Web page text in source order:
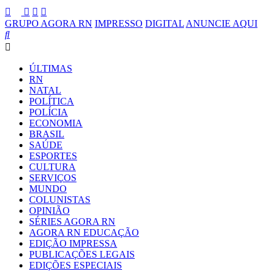
GRUPO AGORA RN IMPRESSO DIGITAL ANUNCIE AQUI
ÚLTIMAS
RN
NATAL
POLÍTICA
POLÍCIA
ECONOMIA
BRASIL
SAÚDE
ESPORTES
CULTURA
SERVIÇOS
MUNDO
COLUNISTAS
OPINIÃO
SÉRIES AGORA RN
AGORA RN EDUCAÇÃO
EDIÇÃO IMPRESSA
PUBLICAÇÕES LEGAIS
EDIÇÕES ESPECIAIS